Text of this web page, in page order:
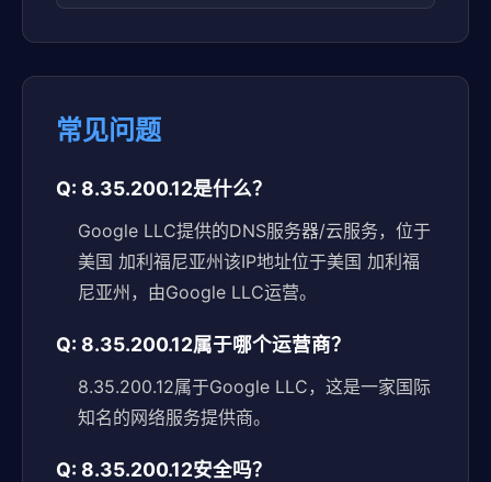
常见问题
Q: 8.35.200.12是什么？
Google LLC提供的DNS服务器/云服务，位于
美国 加利福尼亚州该IP地址位于美国 加利福
尼亚州，由Google LLC运营。
Q: 8.35.200.12属于哪个运营商？
8.35.200.12属于Google LLC，这是一家国际
知名的网络服务提供商。
Q: 8.35.200.12安全吗？